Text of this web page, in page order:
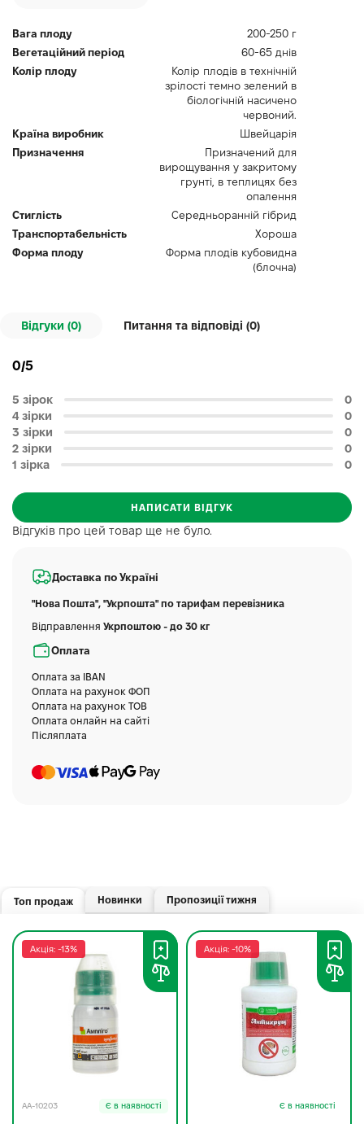
Вага плоду
200-250 г
Вегетаційний період
60-65 днів
Колір плоду
Колір плодів в технічній
зрілості темно зелений в
біологічній насичено
червоний.
Країна виробник
Швейцарія
Призначення
Призначений для
вирощування у закритому
грунті, в теплицях без
опалення
Стиглість
Середньоранній гібрид
Транспортабельність
Хороша
Форма плоду
Форма плодів кубовидна
(блочна)
Відгуки (0) Питання та відповіді (0)
Відгуків про цей товар ще не було.
0/5
5 зірок
0
4 зірки
0
3 зірки
0
2 зірки
0
1 зірка
0
НАПИСАТИ ВІДГУК
Доставка по Україні
"Нова Пошта", "Укрпошта" по тарифам перевізника
Відправлення Укрпоштою - до 30 кг
Оплата
Оплата за IBAN
Оплата на рахунок ФОП
Оплата на рахунок ТОВ
Оплата онлайн на сайті
Післяплата
Топ продаж Новинки Пропозиції тижня
Акція: -13%
AA-10203 Є в наявності
Акція: -10%
Є в наявності